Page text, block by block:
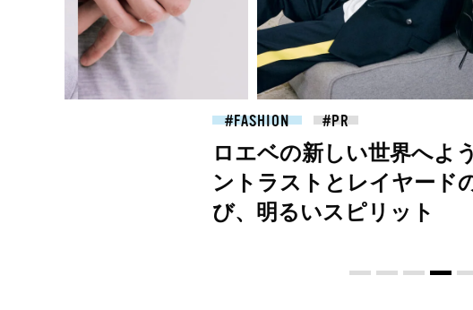
2026.07.09
FASHION
ロエベの新しい世界へよ
ントラストとレイヤード
び、明るいスピリット